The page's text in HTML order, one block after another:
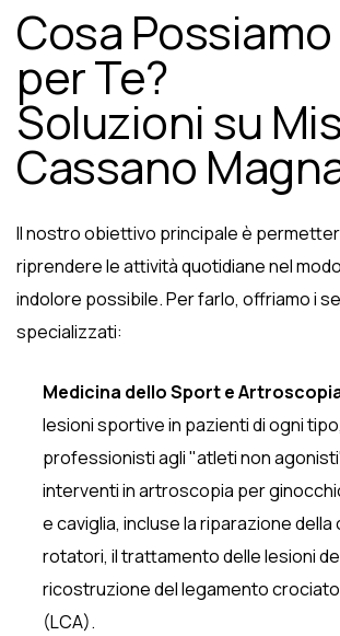
Cosa Possiamo
per Te?
Soluzioni su
Cassano
Il nostro obiettivo principale è
riprendere le attività quotidiane nel
indolore possibile. Per farlo, offriamo i
specializzati:
Medicina dello Sport e
lesioni sportive in pazienti di ogni
professionisti agli "atleti non
interventi in artroscopia per
e caviglia, incluse la riparazione della
rotatori, il trattamento delle lesioni
ricostruzione del legamento
(LCA).